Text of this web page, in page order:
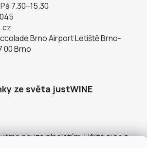
7.30–15.30
Brno Airport Letiště Brno-
00 Brno
ze světa justWINE
pouze plnoletým. Užijte si ho s